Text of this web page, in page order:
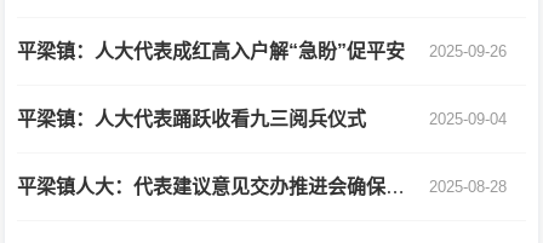
平梁镇：人大代表成红高入户解“急盼”促平安 2025-09-26
平梁镇：人大代表踊跃收看九三阅兵仪式 2025-09-04
平梁镇人大：代表建议意见交办推进会确保“双过半” 2025-08-28